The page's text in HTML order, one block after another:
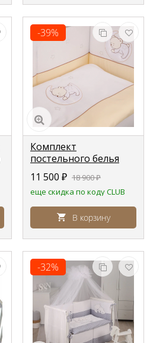
-39%
Комплект
постельного белья
Lepre Amore,
кремовый,
расширенная
комплектация
11 500 ₽ 18 900₽
еще скидка по коду CLUB
В корзину
-32%